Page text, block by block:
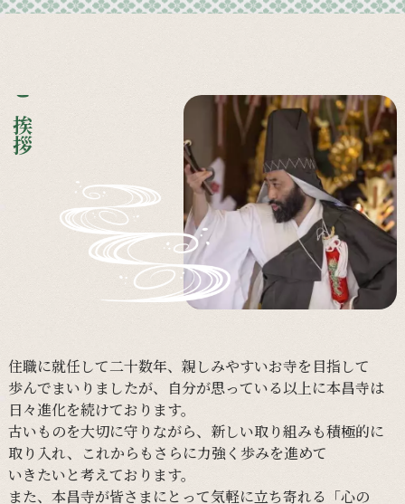
ご挨拶
住職に就任して二十数年、 親しみやすいお寺を目指して
歩んでまいりましたが、 自分が思っている以上に本昌寺は
日々進化を続けております。
古いものを大切に守りながら、 新しい取り組みも積極的に
取り入れ、
これからも さらに力強く 歩みを進めて
いきたいと考えております。
また、 本昌寺が皆さまにとって気軽に立ち寄れる 「心の